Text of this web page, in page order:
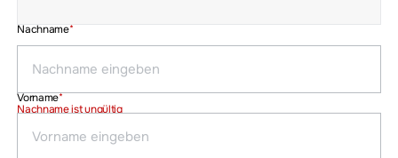
Nachname*
Nachname ist ungültig
Vorname*